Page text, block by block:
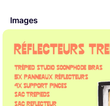
Images